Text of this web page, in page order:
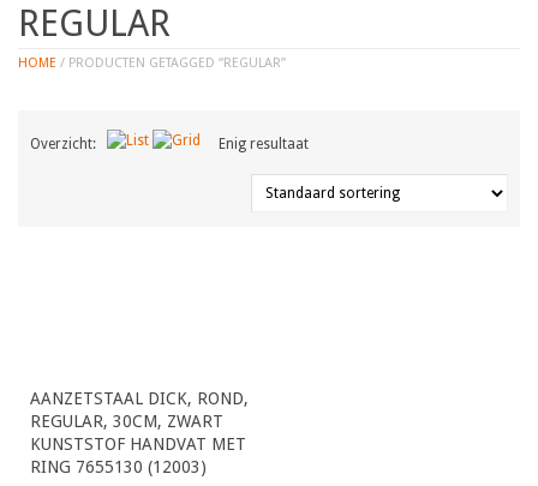
REGULAR
HOME / PRODUCTEN GETAGGED “REGULAR”
Overzicht: Enig resultaat
AANZETSTAAL DICK, ROND,
REGULAR, 30CM, ZWART
KUNSTSTOF HANDVAT MET
RING 7655130 (12003)